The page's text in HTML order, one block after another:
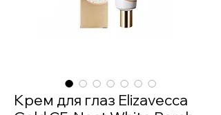
Крем для глаз Elizavecca